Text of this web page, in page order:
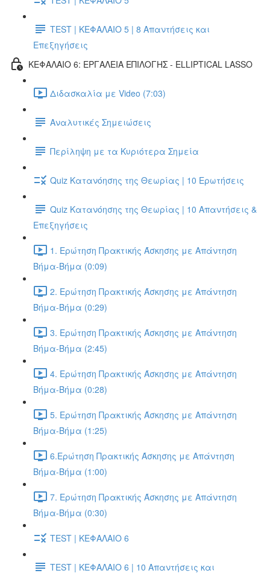
TEST | ΚΕΦΑΛΑΙΟ 5 | 8 Απαντήσεις και
Επεξηγήσεις
ΚΕΦΑΛΑΙΟ 6: ΕΡΓΑΛΕΙΑ ΕΠΙΛΟΓΗΣ - ELLIPTICAL LASSO
Διδασκαλία με Video (7:03)
Αναλυτικές Σημειώσεις
Περίληψη με τα Κυριότερα Σημεία
Quiz Κατανόησης της Θεωρίας | 10 Ερωτήσεις
Quiz Κατανόησης της Θεωρίας | 10 Απαντήσεις &
Επεξηγήσεις
1. Ερώτηση Πρακτικής Άσκησης με Απάντηση
Βήμα-Βήμα (0:09)
2. Ερώτηση Πρακτικής Άσκησης με Απάντηση
Βήμα-Βήμα (0:29)
3. Ερώτηση Πρακτικής Άσκησης με Απάντηση
Βήμα-Βήμα (2:45)
4. Ερώτηση Πρακτικής Άσκησης με Απάντηση
Βήμα-Βήμα (0:28)
5. Ερώτηση Πρακτικής Άσκησης με Απάντηση
Βήμα-Βήμα (1:25)
6.Ερώτηση Πρακτικής Άσκησης με Απάντηση
Βήμα-Βήμα (1:00)
7. Ερώτηση Πρακτικής Άσκησης με Απάντηση
Βήμα-Βήμα (0:30)
TEST | ΚΕΦΑΛΑΙΟ 6
TEST | ΚΕΦΑΛΑΙΟ 6 | 10 Απαντήσεις και